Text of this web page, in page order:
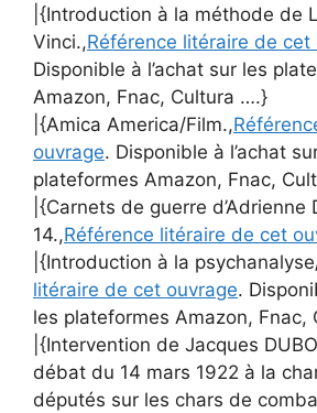
|{Introduction à la méthode de
Vinci.,Référence litéraire de cet
Disponible à l’achat sur les
Amazon, Fnac, Cultura ….}
|{Amica America/Film.,
ouvrage. Disponible à l’achat
plateformes Amazon, Fnac,
|{Carnets de guerre d’Adrienne
14.,Référence litéraire de cet
|{Introduction à la
litéraire de cet ouvrage.
les plateformes Amazon, Fnac,
|{Intervention de Jacques
débat du 14 mars 1922 à la
députés sur les chars de